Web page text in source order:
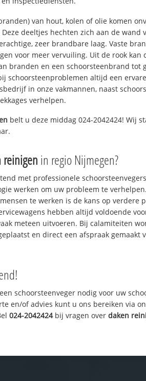
van hout, kolen of olie komen
deeltjes hechten zich aan de wand
zeer brandbare laag. Vaste
voor meer vervuiling. Uit de rook kan
branden en een schoorsteenbrand tot
schoorsteenproblemen altijd een
in onze vakmannen, naast
verhelpen.
belt u deze middag 024-2042424! Wij
reinigen in regio Nijmegen?
met professionele
werken om uw probleem te
te werken is de kans op verdere
hebben altijd voldoende
meteen uitvoeren. Bij calamiteiten
en direct een afspraak gemaakt
schoorsteenveger nodig voor uw
en/of advies kunt u ons bereiken via
024-2042424bij vragen overdaken